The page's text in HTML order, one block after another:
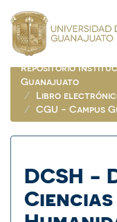
navigation
Repositorio
Guanajuato
Libro
CGU - Campus
DCSH -